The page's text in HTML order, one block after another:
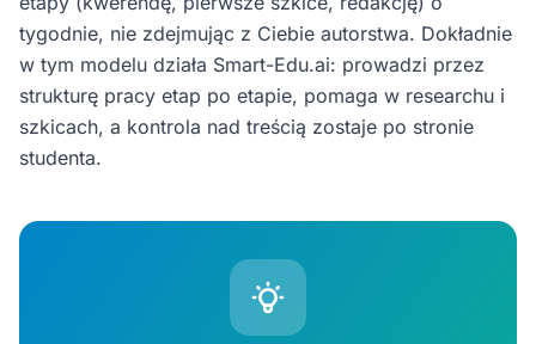
tygodnie, nie zdejmując z Ciebie autorstwa. Dokładnie
w tym modelu działa Smart-Edu.ai: prowadzi przez
strukturę pracy etap po etapie, pomaga w researchu i
szkicach, a kontrola nad treścią zostaje po stronie
studenta.